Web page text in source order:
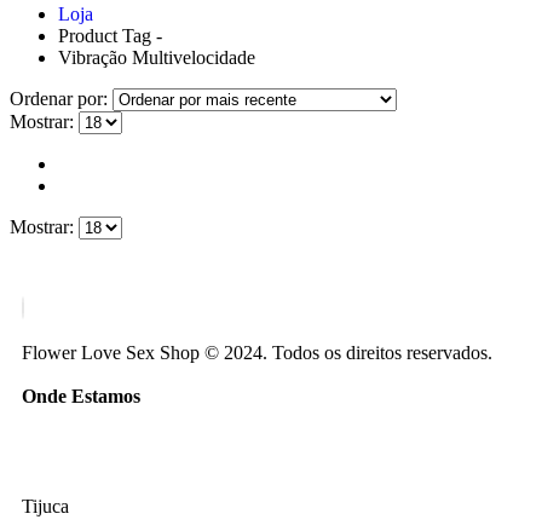
Loja
Product Tag -
Vibração Multivelocidade
Ordenar por:
Mostrar:
Mostrar:
Flower Love Sex Shop © 2024. Todos os direitos reservados.
Onde Estamos
Tijuca